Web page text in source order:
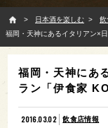
日本酒を楽しむ
飲
福岡・天神にあるイタリアン×
福岡・天神にあ
ラン「伊食家
2016.03.02 飲食店情報